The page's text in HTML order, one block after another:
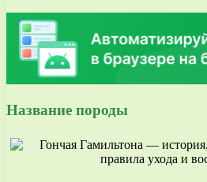
Название породы